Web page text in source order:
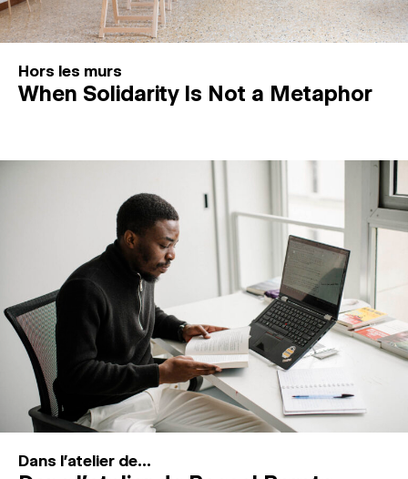
Hors les murs
When Solidarity Is Not a Metaphor
Dans l'atelier de...